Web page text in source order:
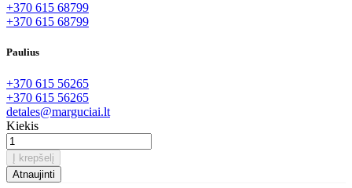
+370 615 68799
+370 615 68799
Paulius
+370 615 56265
+370 615 56265
detales@marguciai.lt
Kiekis
Į krepšelį